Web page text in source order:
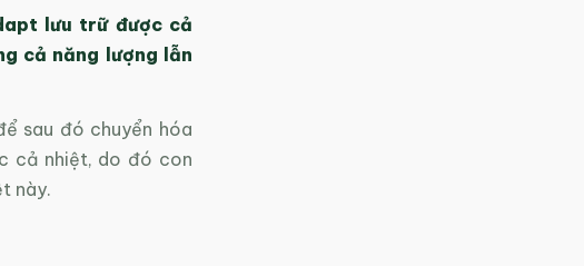
lưu trữ được cả
cả năng lượng lẫn
sau đó chuyển hóa
cả nhiệt, do đó con
này.